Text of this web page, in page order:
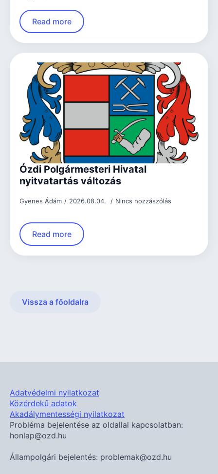
Read more
Ózdi Polgármesteri Hivatal
nyitvatartás változás
Gyenes Ádám 2026.08.04. Nincs hozzászólás
Read more
Vissza a főoldalra
Adatvédelmi nyilatkozat
Közérdekű adatok
Akadálymentességi nyilatkozat
Probléma bejelentése az oldallal kapcsolatban:
honlap@ozd.hu
Állampolgári bejelentés: problemak@ozd.hu